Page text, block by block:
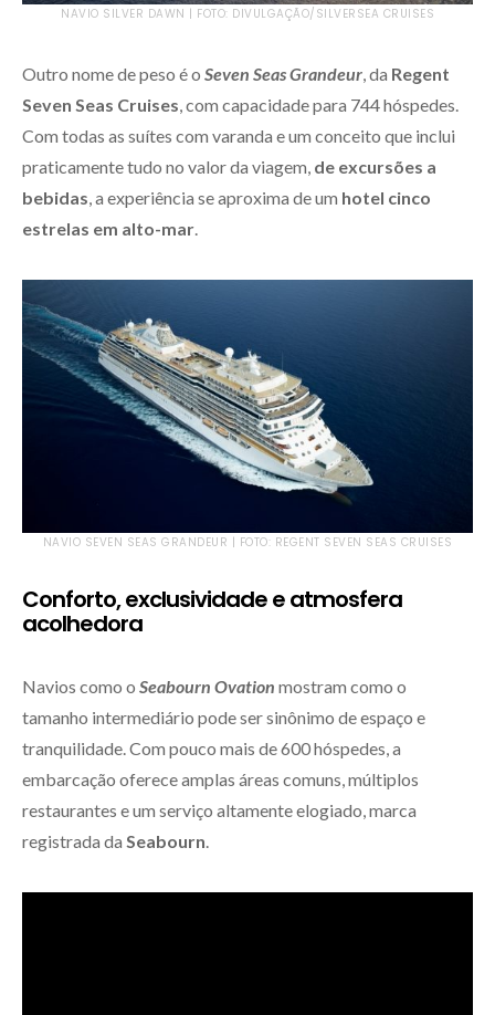
NAVIO SILVER DAWN | FOTO: DIVULGAÇÃO/SILVERSEA CRUISES
Outro nome de peso é o Seven Seas Grandeur , da Regent
Seven Seas Cruises , com capacidade para 744 hóspedes.
Com todas as suítes com varanda e um conceito que inclui
praticamente tudo no valor da viagem, de excursões a
bebidas , a experiência se aproxima de um hotel cinco
estrelas em alto-mar
NAVIO SEVEN SEAS GRANDEUR | FOTO: REGENT SEVEN SEAS CRUISES
Conforto, exclusividade e atmosfera
acolhedora
Navios como o Seabourn Ovation mostram como o
tamanho intermediário pode ser sinônimo de espaço e
tranquilidade. Com pouco mais de 600 hóspedes, a
embarcação oferece amplas áreas comuns, múltiplos
restaurantes e um serviço altamente elogiado, marca
registrada da Seabourn.